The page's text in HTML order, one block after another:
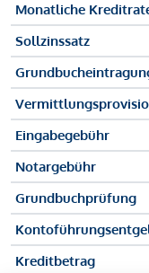
Monatliche
Sollzinssatz
Eingabegebühr
Notargebühr
Grundbuchprüfung
Kreditbetrag